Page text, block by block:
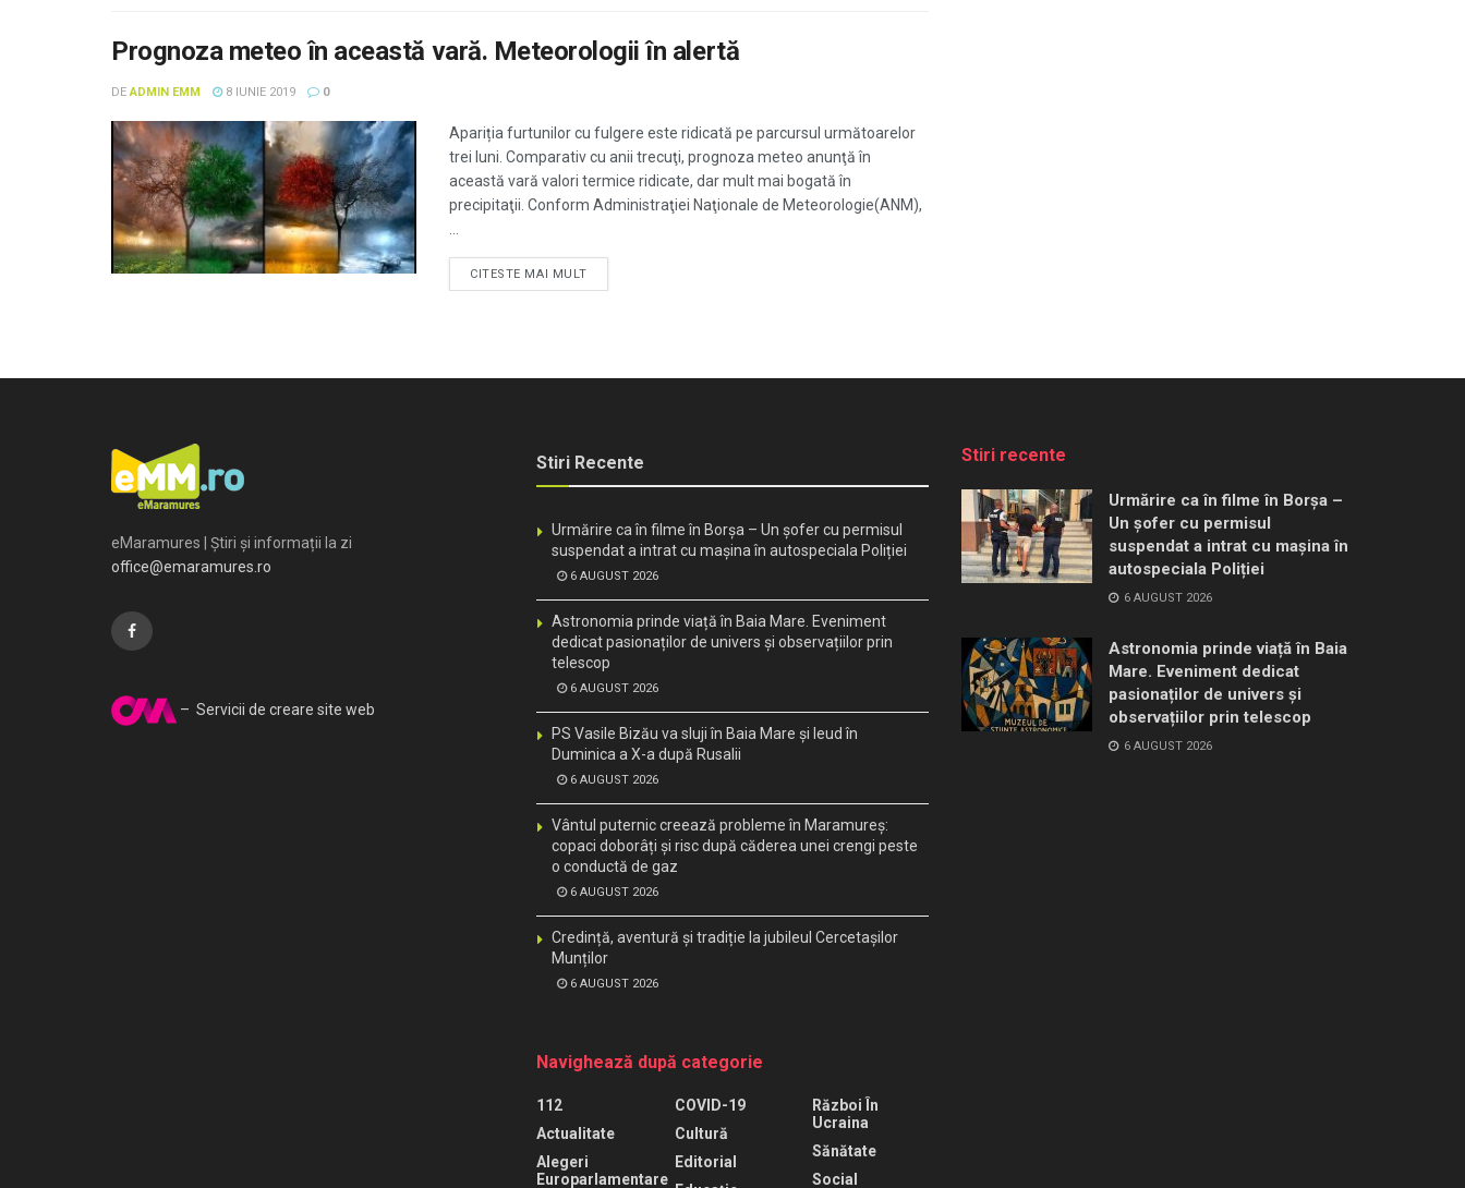
Prognoza meteo în această vară. Meteorologii în alertă
DE ADMIN EMM 8 IUNIE 2019 0
Apariția furtunilor cu fulgere este ridicată pe parcursul următoarelor
trei luni. Comparativ cu anii trecuţi, prognoza meteo anunţă în
această vară valori termice ridicate, dar mult mai bogată în
precipitaţii. Conform Administraţiei Naţionale de Meteorologie(ANM),
CITESTE MAI MULT
eMaramures | Știri și informații la zi
office@emaramures.ro
– Servicii de creare site web
Stiri Recente
Urmărire ca în filme în Borșa – Un șofer cu permisul
suspendat a intrat cu mașina în autospeciala Poliției
6 AUGUST 2026
Astronomia prinde viață în Baia Mare. Eveniment
dedicat pasionaților de univers și observațiilor prin
telescop
6 AUGUST 2026
PS Vasile Bizău va sluji în Baia Mare și Ieud în
Duminica a X-a după Rusalii
6 AUGUST 2026
Vântul puternic creează probleme în Maramureș:
copaci doborâți și risc după căderea unei crengi peste
o conductă de gaz
6 AUGUST 2026
Credință, aventură și tradiție la jubileul Cercetașilor
Munților
6 AUGUST 2026
Navighează după categorie
112
Actualitate
Alegeri
Europarlamentare
COVID-19
Cultură
Editorial
Război În
Ucraina
Sănătate
Social
Stiri recente
Urmărire ca în filme în Borșa –
Un șofer cu permisul
suspendat a intrat cu mașina în
autospeciala Poliției
6 AUGUST 2026
Astronomia prinde viață în Baia
Mare. Eveniment dedicat
pasionaților de univers și
observațiilor prin telescop
6 AUGUST 2026